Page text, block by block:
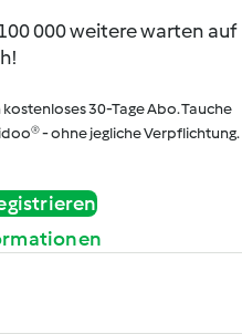
000 weitere warten auf
30-Tage Abo. Tauche
- ohne jegliche Verpflichtung.